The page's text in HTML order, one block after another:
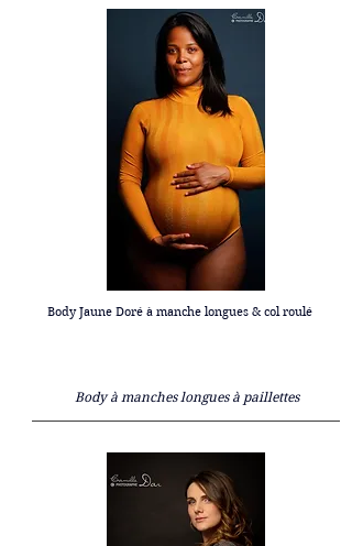
Body Jaune Doré à manche longues & col roulé
Body à manches longues à paillettes